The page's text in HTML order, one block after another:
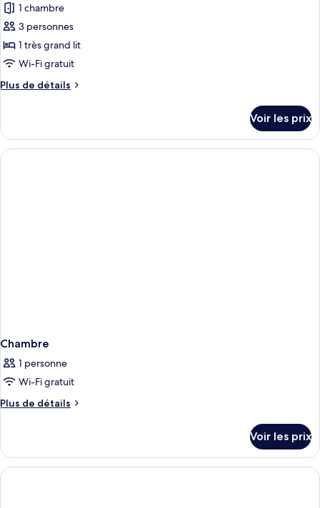
or
Quadruple)
pour
ce
type
de
chambre :
Chambre
vue
jardin
1 chambre
3 personnes
1 très grand lit
Wi-Fi gratuit
Plus de détails
Plus
le
type
de
Voir les prix
Chambre
1 personne
Wi-Fi gratuit
Plus de détails
Plus
le
type
de
Voir les prix